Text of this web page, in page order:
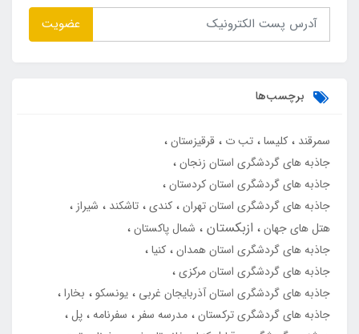
عضویت
برچسب‌ها
سمرقند کلیسا تب ت
قرقیزستان
جاذبه های گردشگری استان زنجان
جاذبه های گردشگری استان کردستان
جاذبه های گردشگری استان تهران کندی تاشکند
شیراز
هتل های جهان
ازبکستان
شمال پاکستان
جاذبه های گردشگری استان همدان کنیا
جاذبه های گردشگری استان مرکزی
جاذبه های گردشگری استان آذربایجان غربی
یونسکو
بخارا
جاذبه های گردشگری ترکستان مدرسه سفر سفرنامه پل